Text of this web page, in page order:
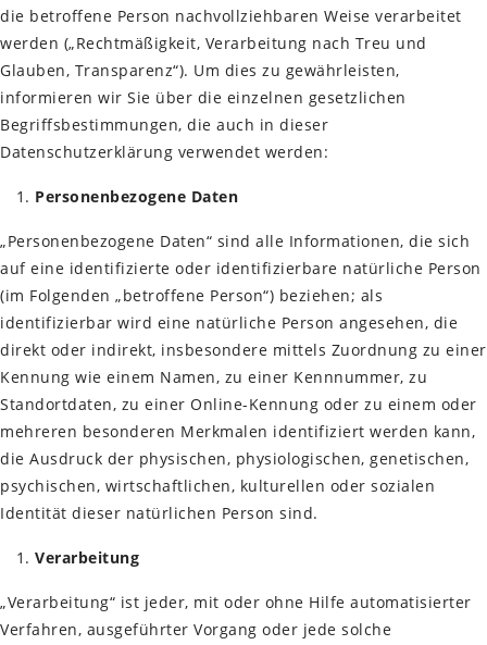
die betroffene Person nachvollziehbaren Weise verarbeitet
werden („Rechtmäßigkeit, Verarbeitung nach Treu und
Glauben, Transparenz“). Um dies zu gewährleisten,
informieren wir Sie über die einzelnen gesetzlichen
Begriffsbestimmungen, die auch in dieser
Datenschutzerklärung verwendet werden:
Personenbezogene Daten
„Personenbezogene Daten“ sind alle Informationen, die sich
auf eine identifizierte oder identifizierbare natürliche Person
(im Folgenden „betroffene Person“) beziehen; als
identifizierbar wird eine natürliche Person angesehen, die
direkt oder indirekt, insbesondere mittels Zuordnung zu einer
Kennung wie einem Namen, zu einer Kennnummer, zu
Standortdaten, zu einer Online-Kennung oder zu einem oder
mehreren besonderen Merkmalen identifiziert werden kann,
die Ausdruck der physischen, physiologischen, genetischen,
psychischen, wirtschaftlichen, kulturellen oder sozialen
Identität dieser natürlichen Person sind.
Verarbeitung
„Verarbeitung“ ist jeder, mit oder ohne Hilfe automatisierter
Verfahren, ausgeführter Vorgang oder jede solche